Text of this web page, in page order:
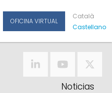
OFICINA VIRTUAL
CatAlà
CasTellano
Noticias